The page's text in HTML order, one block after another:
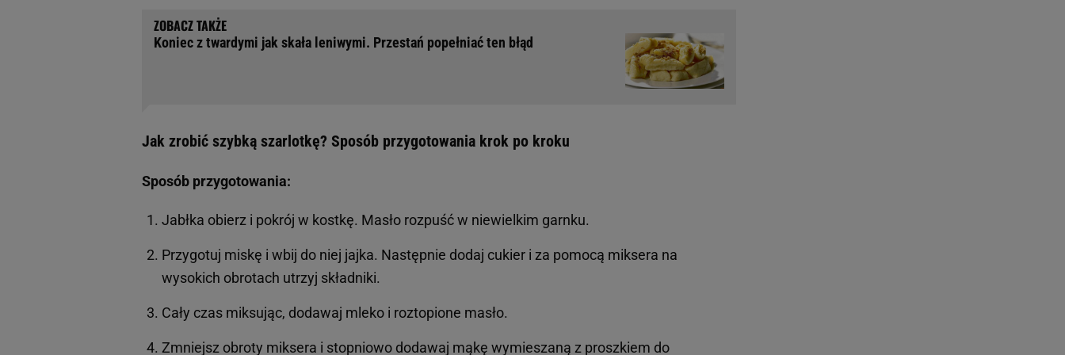
Koniec z twardymi jak skała leniwymi. Przestań popełniać ten błąd
Jak zrobić szybką szarlotkę? Sposób przygotowania krok po kroku
Sposób przygotowania:
Jabłka obierz i pokrój w kostkę. Masło rozpuść w niewielkim garnku.
Przygotuj miskę i wbij do niej jajka. Następnie dodaj cukier i za pomocą miksera na
wysokich obrotach utrzyj składniki.
Cały czas miksując, dodawaj mleko i roztopione masło.
Zmniejsz obroty miksera i stopniowo dodawaj mąkę wymieszaną z proszkiem do